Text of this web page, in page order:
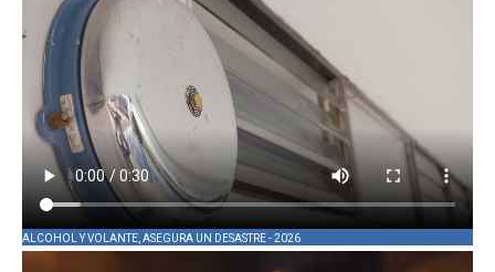
ALCOHOL Y VOLANTE, ASEGURA UN DESASTRE - 2026